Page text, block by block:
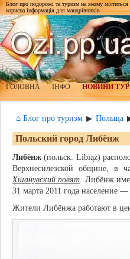
Блог про подорожі та туризм на якому міститься
корисна інформація для мандрівників
ГОЛОВНА ІНФО НОВИНИ
⌂ Блог про туризм ▶ Польща
Польский город Либёнж
Либёнж (польск. Libiąż)
Верхнесилезской общине, в
Хшанувский повят. Либёнж
31 марта 2011 года
Жители Либёнжа работают в